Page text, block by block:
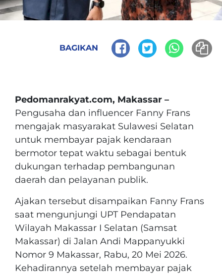
BAGIKAN
Pedomanrakyat.com, Makassar –
Pengusaha dan influencer Fanny Frans
mengajak masyarakat Sulawesi Selatan
untuk membayar pajak kendaraan
bermotor tepat waktu sebagai bentuk
dukungan terhadap pembangunan
daerah dan pelayanan publik.
Ajakan tersebut disampaikan Fanny Frans
saat mengunjungi UPT Pendapatan
Wilayah Makassar I Selatan (Samsat
Makassar) di Jalan Andi Mappanyukki
Nomor 9 Makassar, Rabu, 20 Mei 2026.
Kehadirannya setelah membayar pajak